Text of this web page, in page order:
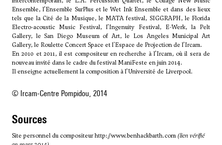
Ensemble, l’Ensemble SurPlus et le Wet Ink Ensemble et dans des lieux
tels que la Cité de la Musique, le MATA festival, SIGGRAPH, le Florida
Electro-acoustic Music Festival, l’Ingenuity Festival, E-Werk, la Pelt
Gallery, le San Diego Museum of Art, le Los Angeles Municipal Art
Gallery, le Roulette Concert Space et l'Espace de Projection de l’Ircam.
En 2010 et 2011, il est compositeur en recherche à l’Ircam, où il sera de
nouveau invité dans le cadre du festival ManiFeste en juin 2014.
Il enseigne actuellement la composition à l’Université de Liverpool.
© Ircam-Centre Pompidou, 2014
sources
Site personnel du compositeurhttp://www.benhackbarth.com (lien vérifié